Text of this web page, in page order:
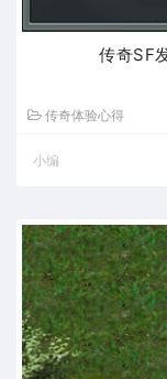
传奇SF
传奇体验心得
小编